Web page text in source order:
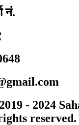
नं.
- 2024
reserved.